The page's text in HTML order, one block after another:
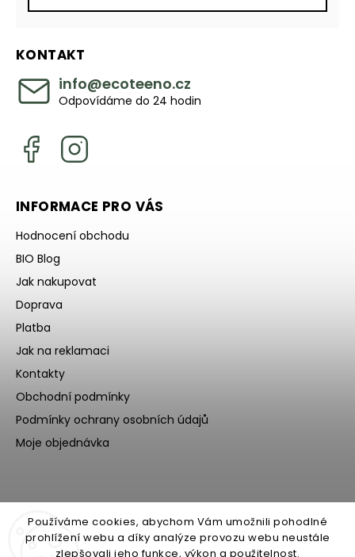
Používáme cookies, abychom Vám umožnili pohodlné
prohlížení webu a díky analýze provozu webu neustále
zlepšovali jeho funkce, výkon a použitelnost.
KONTAKT
info@ecoteeno.cz
Odpovídáme do 24 hodin
INFORMACE PRO VÁS
Hodnocení obchodu
BIO Blog
Jak nakupovat
Doprava
Platba
Jak na reklamaci
Kontakty
Obchodní podmínky
Podmínky ochrany osobních údajů
Moje objednávka